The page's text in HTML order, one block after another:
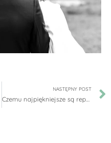
NASTĘPNY POST
Czemu najpiękniejsze są reportaże ze ślubów boho? Zobacz tutaj!